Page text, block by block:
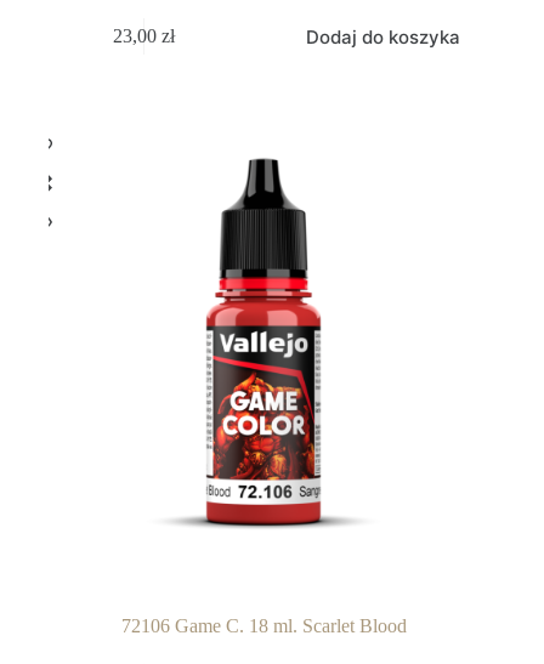
23,00zł Dodaj do koszyka
72106 Game C. 18 ml. Scarlet Blood